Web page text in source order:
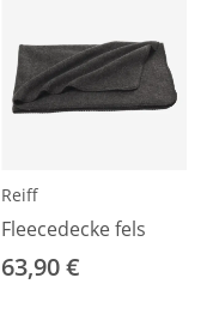
Reiff
Fleecedecke fels
63,90 €